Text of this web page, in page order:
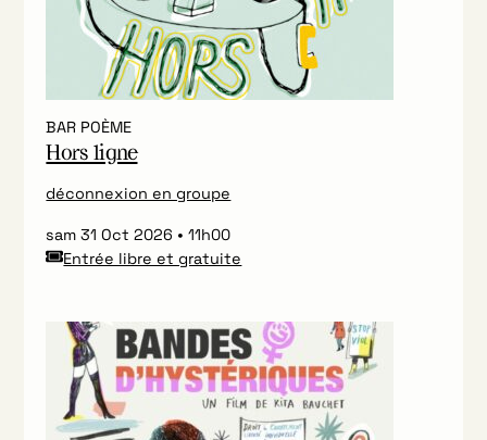
BAR POÈME
Hors ligne
déconnexion en groupe
sam 31 Oct 2026
11h00
Entrée libre et gratuite